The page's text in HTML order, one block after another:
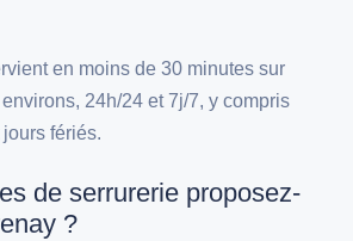
en moins de 30 minutes sur
24h/24 et 7j/7, y compris
fériés.
de serrurerie proposez-
?